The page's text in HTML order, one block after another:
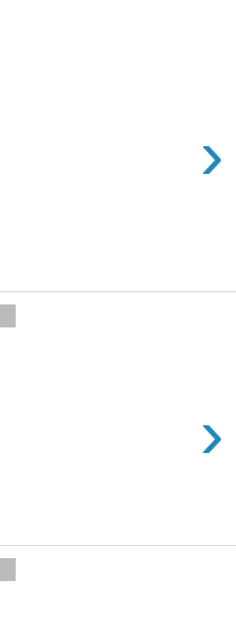
›
›